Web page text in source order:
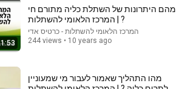
1:53
מהם היתרונות של השתלת כליה מתורם חי
? | המרכז הלאומי להשתלות
המרכז הלאומי להשתלות - כרטיס אדי
244 views • 10 years ago
מהו התהליך שאמור לעבור מי שמעוניין